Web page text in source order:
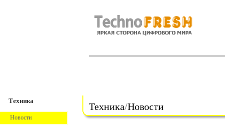
Техника
Новости
Техника/Новости